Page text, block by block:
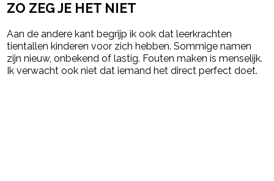
ZO ZEG JE HET NIET
Aan de andere kant begrijp ik ook dat leerkrachten
tientallen kinderen voor zich hebben. Sommige namen
zijn nieuw, onbekend of lastig. Fouten maken is menselijk.
Ik verwacht ook niet dat iemand het direct perfect doet.